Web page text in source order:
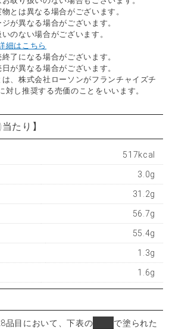
とは異なる場合がございます。
が異なる場合がございます。
のない場合がございます。
細はこちら
了になる場合がございます。
が異なる場合がございます。
、株式会社ローソンがフランチャイズチ
対し推奨する売価のことをいいます。
たり】
517kcal
3.0g
31.2g
56.7g
55.4g
1.3g
1.6g
品目において、下表の
で塗られた